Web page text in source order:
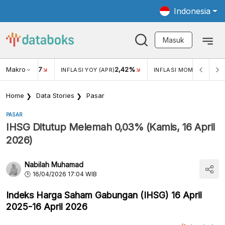
Indonesia
Masuk
Makro
USD/IDR 17 INFLASI YOY (APR)2,42% INFLASI MOM (MAR)
Home Data Stories Pasar
PASAR
IHSG Ditutup Melemah 0,03% (Kamis, 16 April
2026)
Nabilah Muhamad
16/04/2026 17:04 WIB
Indeks Harga Saham Gabungan (IHSG) 16 April
2025-16 April 2026